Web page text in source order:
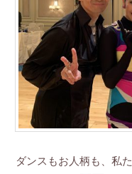
ダンスもお人柄も、私